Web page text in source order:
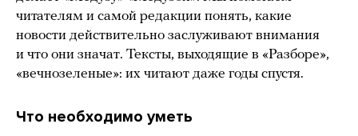
читателям и самой редакции понять, какие
новости действительно заслуживают внимания
и что они значат. Тексты, выходящие в «Разборе»,
«вечнозеленые»: их читают даже годы спустя.
Что необходимо уметь